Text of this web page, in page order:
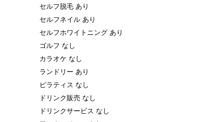
セルフ脱毛 あり
セルフネイル あり
セルフホワイトニング あり
ゴルフ なし
カラオケ なし
ランドリー あり
ピラティス なし
ドリンク販売 なし
ドリンクサービス なし